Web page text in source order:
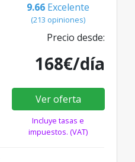
9.66 Excelente
(213 opiniones)
Precio desde:
168€/día
Ver oferta
Incluye tasas e
impuestos. (VAT)